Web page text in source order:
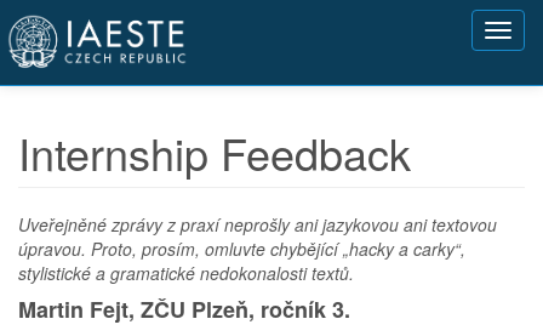
Přejít
hlavnímu
obsahu
Internship Feedback
Uveřejněné zprávy z praxí neprošly ani jazykovou ani textovou
úpravou. Proto, prosím, omluvte chybějící „hacky a carky“,
stylistické a gramatické nedokonalosti textů.
Martin Fejt, ZČU Plzeň, ročník 3.